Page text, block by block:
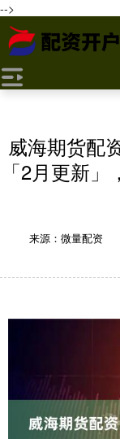
-->
威海期货配
「2月更新
来源：微量配资